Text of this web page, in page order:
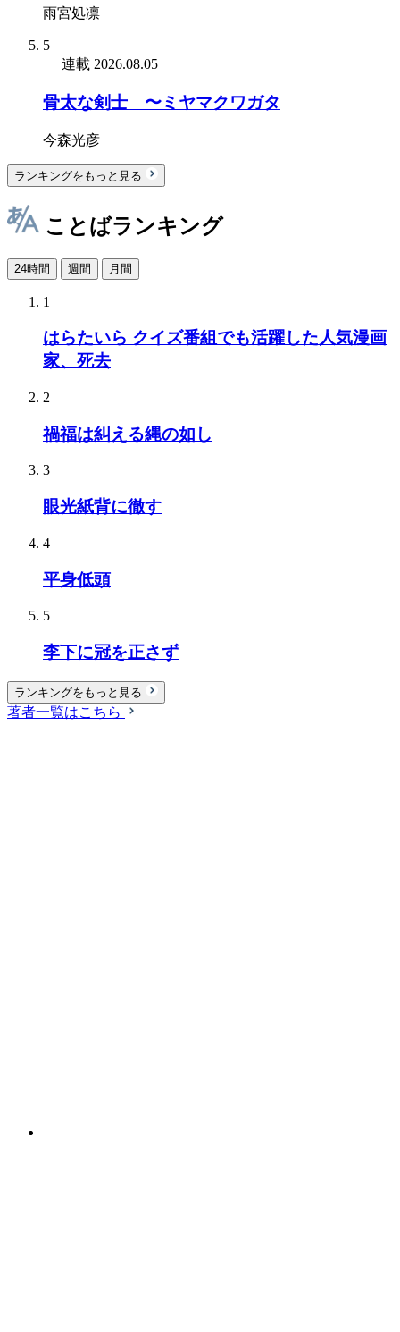
雨宮処凛
5
連載 2026.08.05
骨太な剣士 〜ミヤマクワガタ
今森光彦
ランキングをもっと見る
ことばランキング
24時間 週間 月間
1
はらたいら クイズ番組でも活躍した人気漫画
家、死去
2
禍福は糾える縄の如し
3
眼光紙背に徹す
4
平身低頭
5
李下に冠を正さず
ランキングをもっと見る
著者一覧はこちら